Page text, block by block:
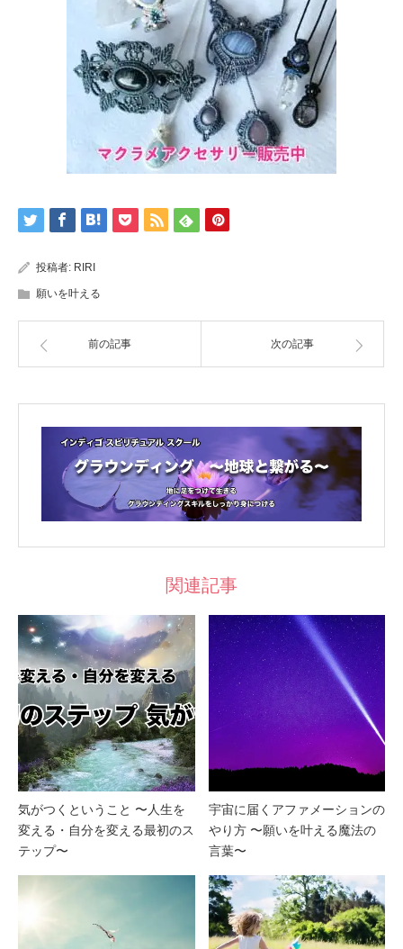
投稿者: RIRI
願いを叶える
前の記事 次の記事
関連記事
気がつくということ 〜人生を
変える・自分を変える最初のス
テップ〜
宇宙に届くアファメーションの
やり方 〜願いを叶える魔法の
言葉〜